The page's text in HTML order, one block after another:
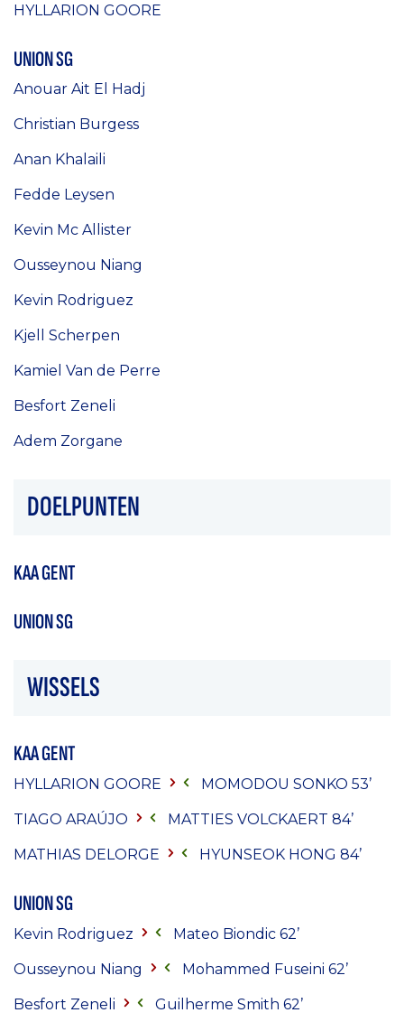
HYLLARION GOORE
UNION SG
Anouar Ait El Hadj
Christian Burgess
Anan Khalaili
Fedde Leysen
Kevin Mc Allister
Ousseynou Niang
Kevin Rodriguez
Kjell Scherpen
Kamiel Van de Perre
Besfort Zeneli
Adem Zorgane
DOELPUNTEN
KAA GENT
UNION SG
WISSELS
KAA GENT
HYLLARION GOORE MOMODOU SONKO 53’
TIAGO ARAÚJO MATTIES VOLCKAERT 84’
MATHIAS DELORGE HYUNSEOK HONG 84’
UNION SG
Kevin Rodriguez Mateo Biondic 62’
Ousseynou Niang Mohammed Fuseini 62’
Besfort Zeneli Guilherme Smith 62’